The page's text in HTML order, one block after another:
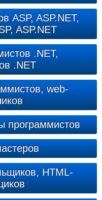
ASP, ASP.NET,
ASP.NET
.NET,
.NET
web-
программистов
HTML-